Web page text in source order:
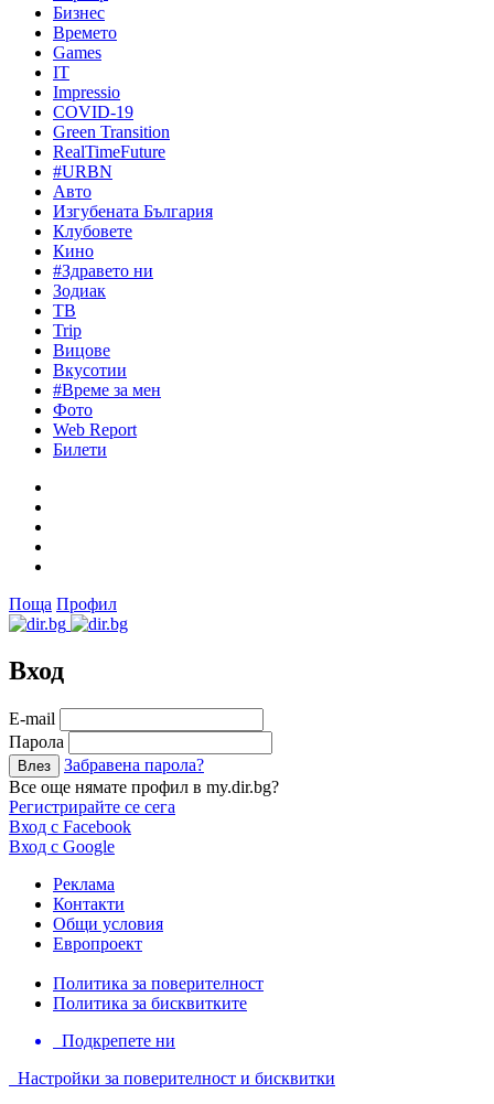
Бизнес
Времето
Games
IT
Impressio
COVID-19
Green Transition
RealTimeFuture
#URBN
Авто
Изгубената България
Клубовете
Кино
#Здравето ни
Зодиак
ТВ
Trip
Вицове
Вкусотии
#Време за мен
Фото
Web Report
Билети
Поща Профил
Вход
Е-mail
Парола
Забравена парола?
Все още нямате профил в my.dir.bg?
Регистрирайте се сега
Вход с Facebook
Вход с Google
Реклама
Контакти
Общи условия
Европроект
Политика за поверителност
Политика за бисквитките
Подкрепете ни
Настройки за поверителност и бисквитки